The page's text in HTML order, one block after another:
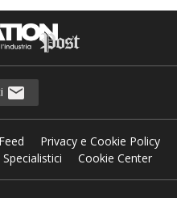
Privacy e Cookie Policy
Cookie Center